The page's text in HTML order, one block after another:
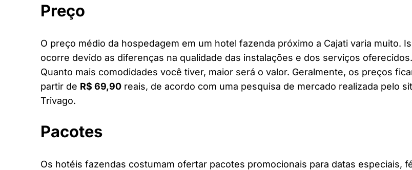
Preço
O preço médio da hospedagem em um hotel fazenda próximo a Cajati varia muito.
ocorre devido as diferenças na qualidade das instalações e dos serviços oferecidos.
Quanto mais comodidades você tiver, maior será o valor. Geralmente, os preços
partir de R$ 69,90 reais, de acordo com uma pesquisa de mercado realizada pelo
Trivago.
Pacotes
Os hotéis fazendas costumam ofertar pacotes promocionais para datas especiais,